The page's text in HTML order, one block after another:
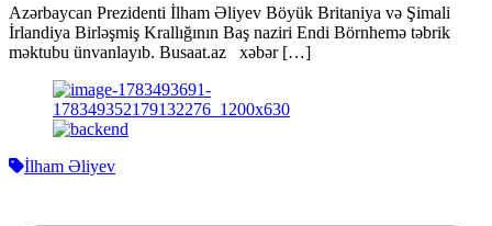
Azərbaycan Prezidenti İlham Əliyev Böyük Britaniya və Şimali
İrlandiya Birləşmiş Krallığının Baş naziri Endi Börnhemə təbrik
məktubu ünvanlayıb. Busaat.az xəbər […]
İlham Əliyev